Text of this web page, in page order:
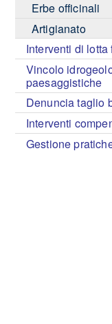
Erbe officinali
Artigianato
Interventi di
Vincolo
paesaggistiche
Denuncia taglio
Interventi
Gestione